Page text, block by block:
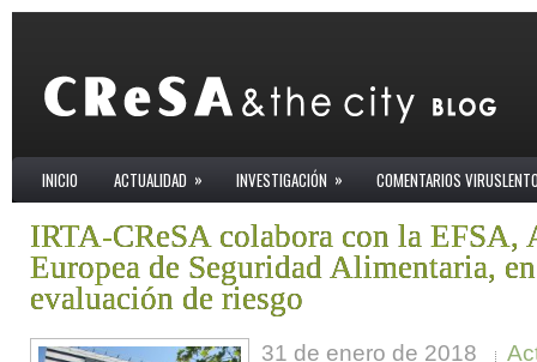
INICIO ACTUALIDAD » INVESTIGACIÓN » COMENTARIOS
IRTA-CReSA colabora con la EFSA,
Europea de Seguridad Alimentaria,
evaluación de riesgo
31 de enero de 2018